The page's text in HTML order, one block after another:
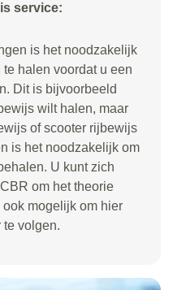
service:
is het noodzakelijk
halen voordat u een
Dit is bijvoorbeeld
wilt halen, maar
of scooter rijbewijs
is het noodzakelijk om
U kunt zich
om het theorie
mogelijk om hier
te volgen.